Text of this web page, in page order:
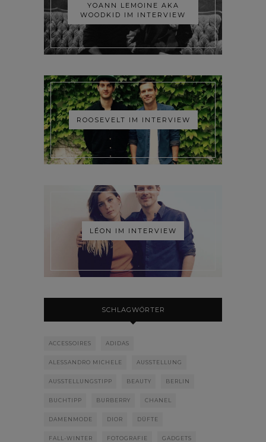
YOANN LEMOINE AKA
WOODKID IM INTERVIEW
ROOSEVELT IM INTERVIEW
LÉON IM INTERVIEW
SCHLAGWÖRTER
ACCESSOIRES ADIDAS
ALESSANDRO MICHELE AUSSTELLUNG
AUSSTELLUNGSTIPP BEAUTY BERLIN
BUCHTIPP BURBERRY CHANEL
DAMENMODE DIOR DÜFTE
FALL-WINTER FOTOGRAFIE GADGETS